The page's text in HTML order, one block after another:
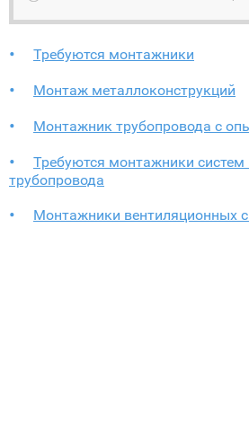
Требуются монтажники
Монтаж металлоконструкций
Монтажник трубопровода с
Требуются монтажники систем
трубопровода
Монтажники вентиляционных